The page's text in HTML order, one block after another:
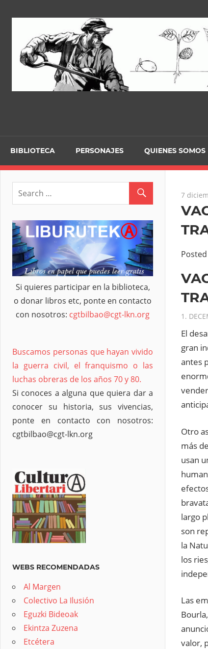
BIBLIOTECA PERSONAJES QUIENES SOMOS
7
1.
El
gran
antes
Otro
más
usan
largo
son
la
los
Las
valor,
Si quieres participar en la biblioteca,
o donar libros etc, ponte en contacto
con nosotros: cgtbilbao@cgt-lkn.org
Buscamos personas que hayan vivido
la guerra civil, el franquismo o las
luchas obreras de los años 70 y 80.
Si conoces a alguna que quiera dar a
conocer su historia, sus vivencias,
ponte en contacto con nosotros:
cgtbilbao@cgt-lkn.org
WEBS RECOMENDADAS
Al Margen
Colectivo La Ilusión
Eguzki Bideoak
Ekintza Zuzena
Etcétera